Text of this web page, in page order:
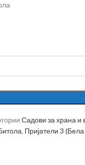
Садови за храна и
, Пријатели 3